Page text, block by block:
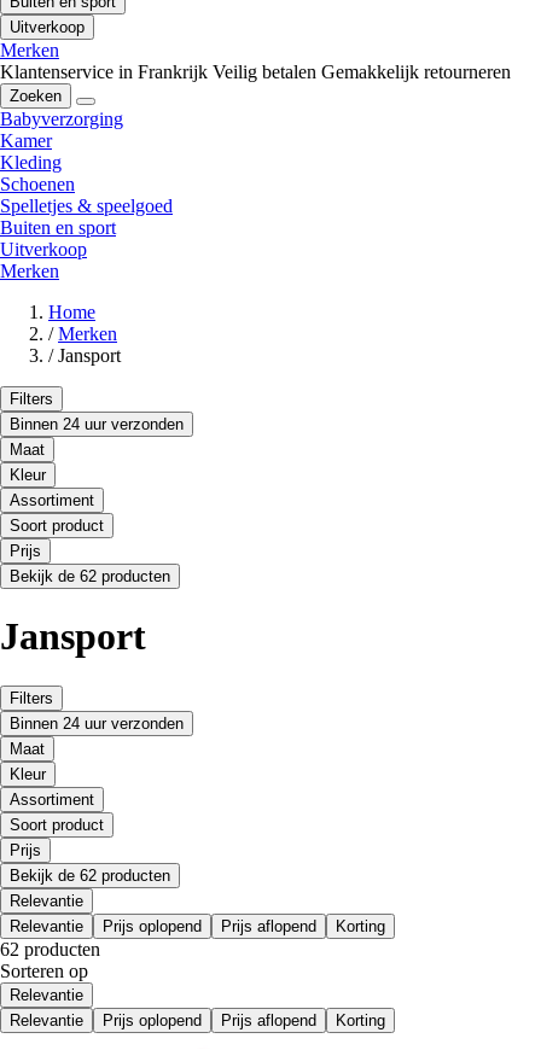
Uitverkoop
Merken
Klantenservice in Frankrijk Veilig betalen Gemakkelijk retourneren
Zoeken
Babyverzorging
Kamer
Kleding
Schoenen
Spelletjes & speelgoed
Buiten en sport
Uitverkoop
Merken
Home
/ Merken
/ Jansport
Filters
Binnen 24 uur verzonden
Maat
Kleur
Assortiment
Soort product
Prijs
Bekijk de 62 producten
Jansport
Filters
Binnen 24 uur verzonden
Maat
Kleur
Assortiment
Soort product
Prijs
Bekijk de 62 producten
Relevantie
Relevantie
Prijs oplopend Prijs aflopend Korting
62 producten
Sorteren op
Relevantie
Relevantie
Prijs oplopend Prijs aflopend Korting